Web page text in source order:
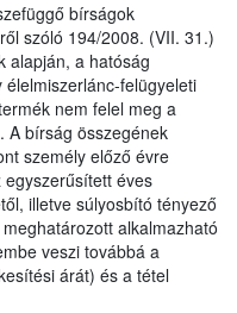
bírságok
szóló 194/2008. (VII. 31.)
alapján, a hatóság
felügyeleti
nem felel meg a
A bírság összegének
személy előző évre
éves
illetve súlyosbító tényező
alkalmazható
veszi továbbá a
árát) és a tétel